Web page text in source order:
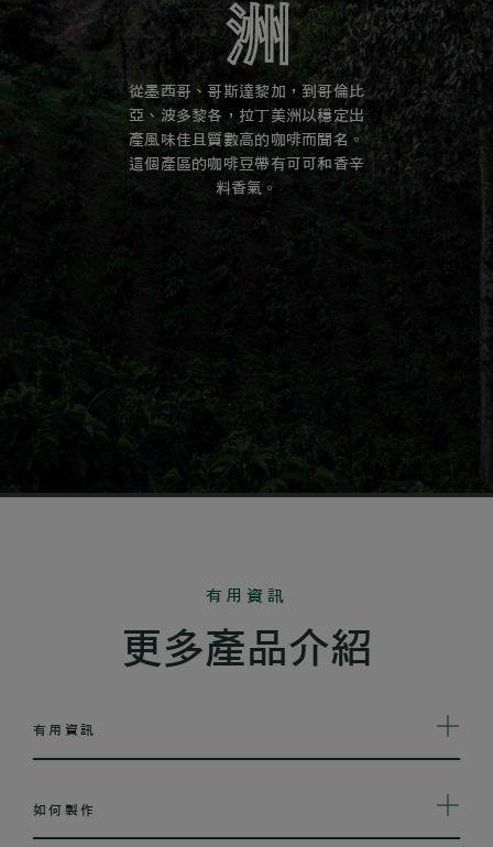
洲
從墨西哥、哥斯達黎加，到哥倫比
亞、波多黎各，拉丁美洲以穩定出
產風味佳且質數高的咖啡而聞名。
這個產區的咖啡豆帶有可可和香辛
料香氣。
喜歡平衡、順滑、易入口的咖啡？試試位於烘焙色譜中間的中度烘焙。
了解更多
有用資訊
更多產品介紹
有用資訊
如何製作